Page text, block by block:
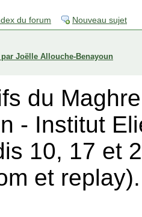
du forum Nouveau sujet
Joëlle Allouche-Benayoun
du
- Institut
10, 17 et
et replay).